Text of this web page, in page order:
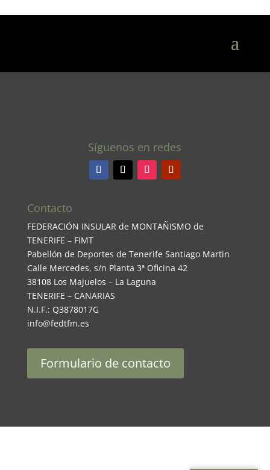
Síguenos en redes
Contacto
FEDERACIÓN INSULAR de MONTAÑISMO de
TENERIFE – FIMT
Pabellón de Deportes de Tenerife Santiago Martin
Calle Mercedes, s/n Planta 3ª Oficina 42
38108 Los Majuelos – La Laguna
TENERIFE – CANARIAS
N.I.F.: Q3878017G
info@fedtfm.es
Formulario de contacto